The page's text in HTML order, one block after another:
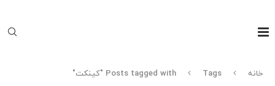
خانه Tags Posts tagged with "کینکت"